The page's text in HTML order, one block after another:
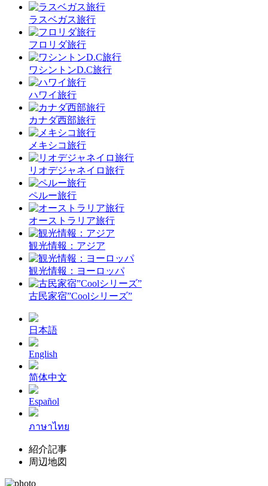
ラスベガス旅行
フロリダ旅行
ワシントンD.C旅行
ハワイ旅行
カナダ西部旅行
メキシコ旅行
リオデジャネイロ旅行
ペルー旅行
オーストラリア旅行
観光情報：アジア
観光情報：ヨーロッパ
古民家宿”Coolシリーズ”
日本語
English
简体中文
Español
ภาษาไทย
紹介記事
周辺地図